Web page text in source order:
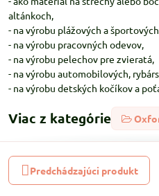
altánkoch,
- na výrobu plážových a
- na výrobu pracovných odevov,
- na výrobu pelechov pre zvieratá,
- na výrobu automobilových,
- na výrobu detských kočíkov a
Viac z kategórie
Predchádzajúci produkt